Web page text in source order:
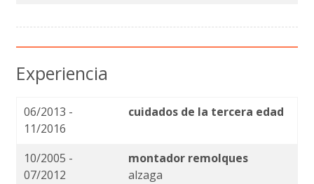
Experiencia
06/2013 -
11/2016
cuidados de la tercera edad
10/2005 -
07/2012
montador remolques
alzaga